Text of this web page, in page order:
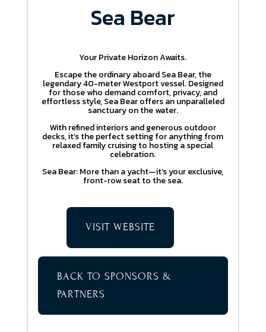
Sea Bear
Your Private Horizon Awaits.
Escape the ordinary aboard Sea Bear, the
legendary 40-meter Westport vessel. Designed
for those who demand comfort, privacy, and
effortless style, Sea Bear offers an unparalleled
sanctuary on the water.
With refined interiors and generous outdoor
decks, it’s the perfect setting for anything from
relaxed family cruising to hosting a special
celebration.
Sea Bear: More than a yacht—it’s your exclusive,
front-row seat to the sea.
VISIT WEBSITE
BACK TO SPONSORS &
PARTNERS